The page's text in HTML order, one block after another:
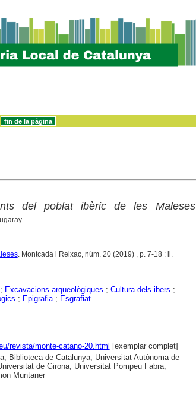
del poblat ibèric de les Maleses
. Montcada i Reixac, núm. 20 (2019) , p. 7-18 : il.
; Excavacions arqueològiques ; Cultura dels ibers ;
; Epigrafia; Esgrafiat
revista/monte-catano-20.html
[exemplar complet]
Biblioteca de Catalunya; Universitat Autònoma de
de Girona; Universitat Pompeu Fabra;
Muntaner